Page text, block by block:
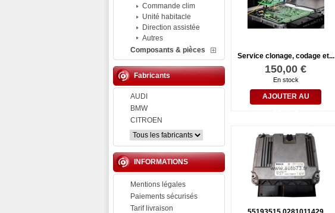
Commande clim
Unité habitacle
Direction assistée
Autres
Composants & pièces
Fabricants
AUDI
BMW
CITROEN
INFORMATIONS
Mentions légales
Paiements sécurisés
Tarif livraison
Service clonage, codage et...
150,00 €
En stock
AJOUTER AU